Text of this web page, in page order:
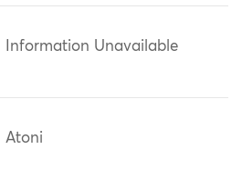
Information Unavailable
Atoni